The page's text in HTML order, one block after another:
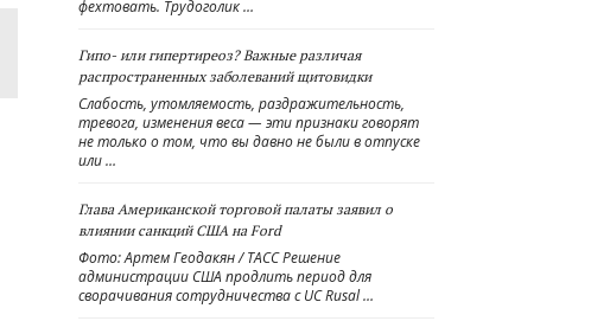
фехтовать. Трудоголик …
Гипо- или гипертиреоз? Важные различая
распространенных заболеваний щитовидки
Слабость, утомляемость, раздражительность,
тревога, изменения веса — эти признаки говорят
не только о том, что вы давно не были в отпуске
или …
Глава Американской торговой палаты заявил о
влиянии санкций США на Ford
Фото: Артем Геодакян / ТАСС Решение
администрации США продлить период для
сворачивания сотрудничества с UC Rusal …